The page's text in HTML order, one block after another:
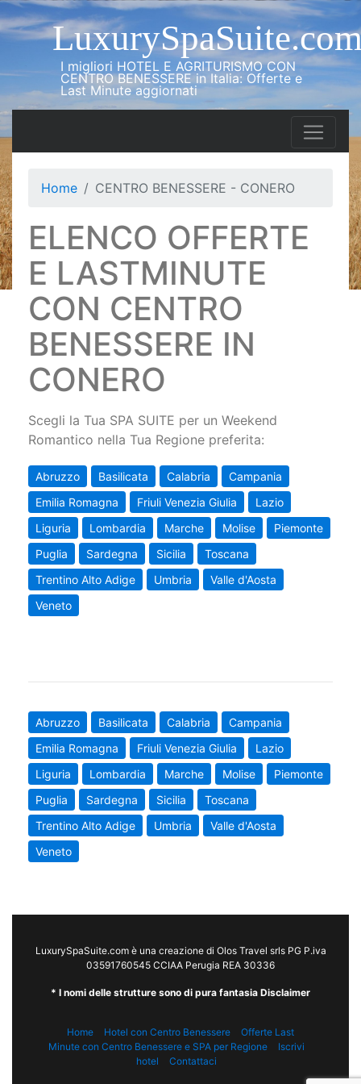
I migliori HOTEL E AGRITURISMO CON
CENTRO BENESSERE in Italia: Offerte e
Last Minute aggiornati
Home CENTRO BENESSERE - CONERO
ELENCO OFFERTE
E LASTMINUTE
CON CENTRO
BENESSERE IN
CONERO
Scegli la Tua SPA SUITE per un Weekend
Romantico nella Tua Regione preferita:
Abruzzo Basilicata Calabria
Campania
Emilia Romagna
Friuli Venezia Giulia
Lazio
Liguria
Lombardia Marche Molise
Piemonte
Puglia
Sardegna Sicilia
Toscana
Trentino Alto Adige
Umbria
Valle d'Aosta
Veneto
Abruzzo Basilicata Calabria
Campania
Emilia Romagna
Friuli Venezia Giulia
Lazio
Liguria
Lombardia Marche Molise
Piemonte
Puglia
Sardegna Sicilia
Toscana
Trentino Alto Adige
Umbria
Valle d'Aosta
Veneto
LuxurySpaSuite.com è una creazione di Olos Travel srls PG P.iva
03591760545 CCIAA Perugia REA 30336
* I nomi delle strutture sono di pura fantasia Disclaimer
Home Hotel con Centro Benessere
Offerte Last
Minute con Centro Benessere e SPA per Regione
Iscrivi
hotel
Contattaci